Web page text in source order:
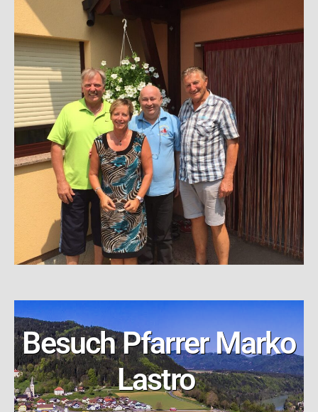
Besuch Pfarrer Marko
Lastro